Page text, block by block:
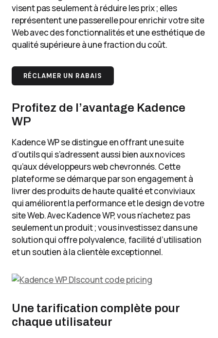
visent pas seulement à réduire les prix ; elles
représentent une passerelle pour enrichir votre site
Web avec des fonctionnalités et une esthétique de
qualité supérieure à une fraction du coût.
RÉCLAMER UN RABAIS
Profitez de l’avantage Kadence
WP
Kadence WP se distingue en offrant une suite
d’outils qui s’adressent aussi bien aux novices
qu’aux développeurs web chevronnés. Cette
plateforme se démarque par son engagement à
livrer des produits de haute qualité et conviviaux
qui améliorent la performance et le design de votre
site Web. Avec Kadence WP, vous n’achetez pas
seulement un produit ; vous investissez dans une
solution qui offre polyvalence, facilité d’utilisation
et un soutien à la clientèle exceptionnel.
Une tarification complète pour
chaque utilisateur